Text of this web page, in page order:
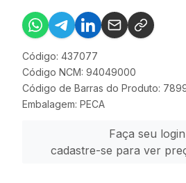
Código: 437077
Código NCM: 94049000
Código de Barras do Produto:
Embalagem: PECA
Faça seu
cadastre-se para ver